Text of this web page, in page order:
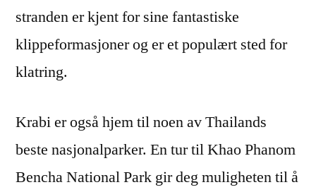
stranden er kjent for sine fantastiske
klippeformasjoner og er et populært sted for
klatring.
Krabi er også hjem til noen av Thailands
beste nasjonalparker. En tur til Khao Phanom
Bencha National Park gir deg muligheten til å